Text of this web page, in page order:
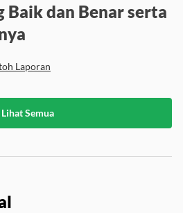
Baik dan Benar serta
Laporan
Lihat Semua